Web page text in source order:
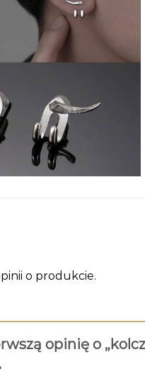
o produkcie.
opinię o